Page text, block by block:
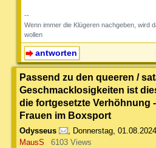
--
Wenn immer die Klügeren nachgeben, wird
wollen
antworten
Passend zu den queeren /
Geschmacklosigkeiten ist
die fortgesetzte Verhöhnung
Frauen im Boxsport
Odysseus , Donnerstag,
MausS
6103 Views